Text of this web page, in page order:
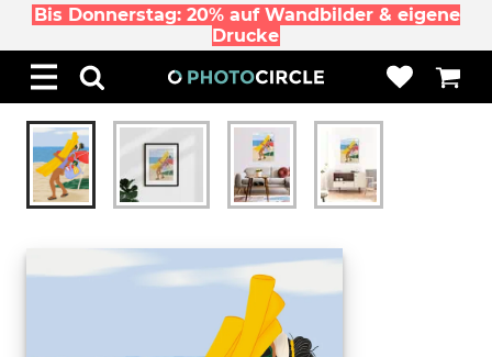
Bis Donnerstag: 20% auf Wandbilder & eigene
Drucke